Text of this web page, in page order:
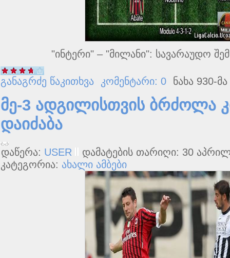
"ინტერი" – "მილანი": სავარაუდო
განაგრძე წაკითხვა კომენტარი: 0 ნახა 930-
მე-3 ადგილისთვის ბრძოლა
დაიძაბა
დაწერა: USER
დამატების თარიღი: 30
კატეგორია: ახალი ამბები